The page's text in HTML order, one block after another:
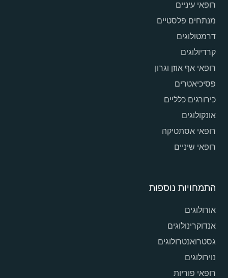
רופאי עיניים
מנתחים פלסטיים
דרמטולוגים
קרדיולוגים
רופאי אף אוזן וגרון
פסיכיאטרים
כירורגים כלליים
אונקולוגים
רופאי אסתטיקה
רופאי שיניים
התמחויות נוספות
אורולוגים
אנדוקרינולוגים
גסטרואנטרולוגים
נוירולוגים
רופאי פוריות